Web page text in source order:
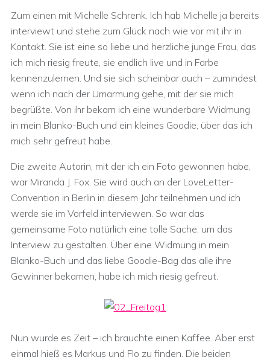
Zum einen mit Michelle Schrenk. Ich hab Michelle ja bereits
interviewt und stehe zum Glück nach wie vor mit ihr in
Kontakt. Sie ist eine so liebe und herzliche junge Frau, das
ich mich riesig freute, sie endlich live und in Farbe
kennenzulernen. Und sie sich scheinbar auch – zumindest
wenn ich nach der Umarmung gehe, mit der sie mich
begrüßte. Von ihr bekam ich eine wunderbare Widmung
in mein Blanko-Buch und ein kleines Goodie, über das ich
mich sehr gefreut habe.
Die zweite Autorin, mit der ich ein Foto gewonnen habe,
war Miranda J. Fox. Sie wird auch an der LoveLetter-
Convention in Berlin in diesem Jahr teilnehmen und ich
werde sie im Vorfeld interviewen. So war das
gemeinsame Foto natürlich eine tolle Sache, um das
Interview zu gestalten. Über eine Widmung in mein
Blanko-Buch und das liebe Goodie-Bag das alle ihre
Gewinner bekamen, habe ich mich riesig gefreut.
Nun wurde es Zeit – ich brauchte einen Kaffee. Aber erst
einmal hieß es Markus und Flo zu finden. Die beiden